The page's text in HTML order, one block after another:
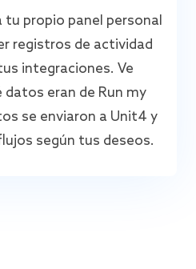
tu propio panel personal
registros de actividad
integraciones. Ve
eran de Run my
se enviaron a Unit4 y
según tus deseos.